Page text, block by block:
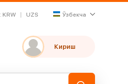
: KRW UZS Ўзбекча
Кириш